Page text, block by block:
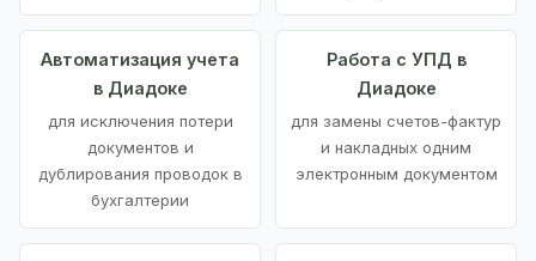
Автоматизация учета
в Диадоке
для исключения потери
документов и
дублирования проводок в
бухгалтерии
Работа с УПД в
Диадоке
для замены счетов-фактур
и накладных одним
электронным документом